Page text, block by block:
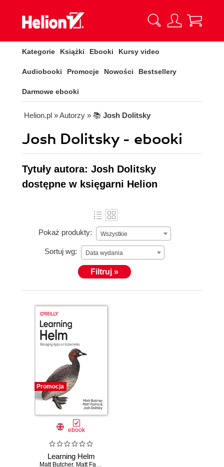
Kategorie Książki Ebooki Kursy video
Audiobooki Promocje Nowości Bestsellery
Darmowe ebooki
Helion.pl » Autorzy » 📚 Josh Dolitsky
Josh Dolitsky - ebooki
Tytuły autora: Josh Dolitsky
dostępne w księgarni Helion
Pokaż produkty: Wszystkie
Sortuj wg: Data wydania
Filtruj »
Promocja
ebook
Learning Helm
Matt Butcher, Matt Farina